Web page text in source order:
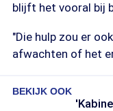
blijft het vooral bij
"Die hulp zou er
afwachten of het
BEKIJK OOK